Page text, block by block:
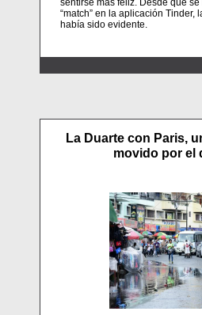
sentirse más feliz. Desde que
“match” en la aplicación Tinder,
había sido evidente.
La Duarte con Paris,
movido por el